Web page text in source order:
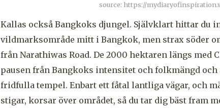
source: https://
Kallas också Bangkoks djungel. Självklart hittar du
vildmarksområde mitt i Bangkok, men strax söder
från Narathiwas Road. De 2000 hektaren längs med
pausen från Bangkoks intensitet och folkmängd och
fridfulla tempel. Enbart ett fåtal lantliga vägar, och
stigar, korsar över området, så du tar dig bäst fram